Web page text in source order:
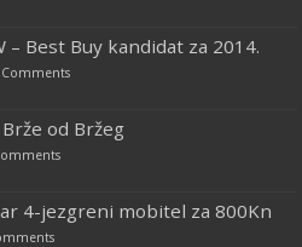
– Best Buy kandidat za 2014.
Comments
od Bržeg
4-jezgreni mobitel za 800Kn